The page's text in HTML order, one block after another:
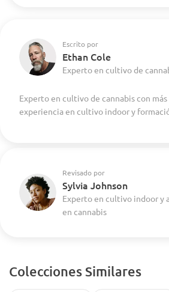
Escrito por
Ethan Cole
Experto en cultivo de
Experto en cultivo de cannabis con más
experiencia en cultivo indoor y
Revisado por
Sylvia Johnson
Experto en cultivo indoor y
en cannabis
Colecciones Similares